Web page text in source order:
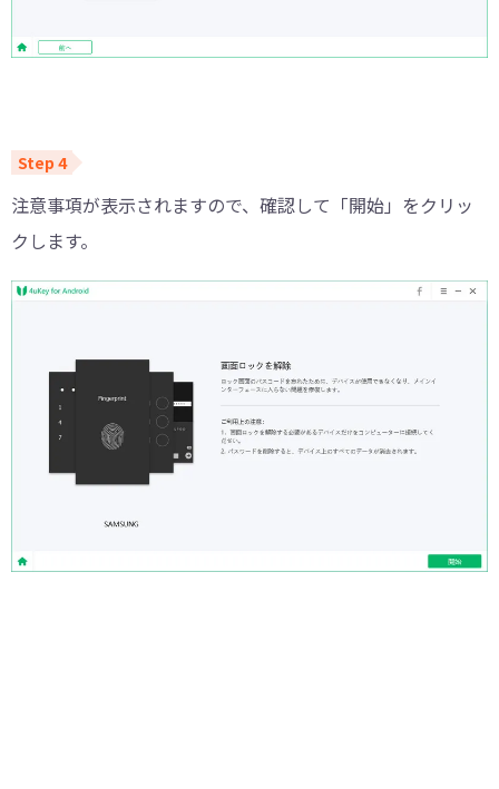
注意事項が表示されますので、確認して「開始」をクリッ
クします。